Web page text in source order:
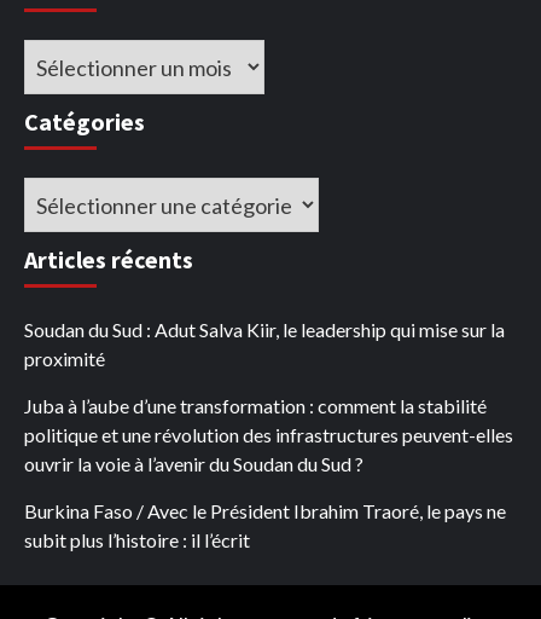
Archives
Catégories
Catégories
Articles récents
Soudan du Sud : Adut Salva Kiir, le leadership qui mise sur la
proximité
Juba à l’aube d’une transformation : comment la stabilité
politique et une révolution des infrastructures peuvent-elles
ouvrir la voie à l’avenir du Soudan du Sud ?
Burkina Faso / Avec le Président Ibrahim Traoré, le pays ne
subit plus l’histoire : il l’écrit